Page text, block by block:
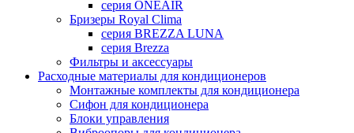
серия ONEAIR
Бризеры Royal Clima
серия BREZZA LUNA
серия Brezza
Фильтры и аксессуары
Расходные материалы для кондиционеров
Монтажные комплекты для кондиционера
Сифон для кондиционера
Блоки управления